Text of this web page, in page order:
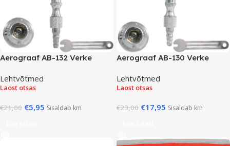
Aerograaf AB-132 Verke
Lehtvõtmed
Laost otsas
€21,00 €5,95 Sisaldab km
Aerograaf AB-130 Verke
Lehtvõtmed
Laost otsas
€23,00 €17,95 Sisaldab km